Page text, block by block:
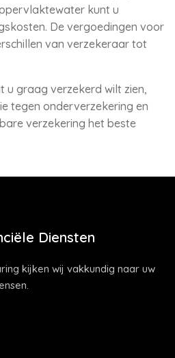
kunt u
De vergoedingen voor
van verzekeraar tot
u graag verzekerd wilt zien,
tegen onderverzekering en
verzekering het beste
Diensten
kijken wij vakkundig naar uw